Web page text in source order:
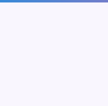
너